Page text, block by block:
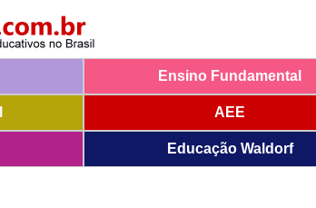
Ensino Fundamental
AEE
Educação Waldorf